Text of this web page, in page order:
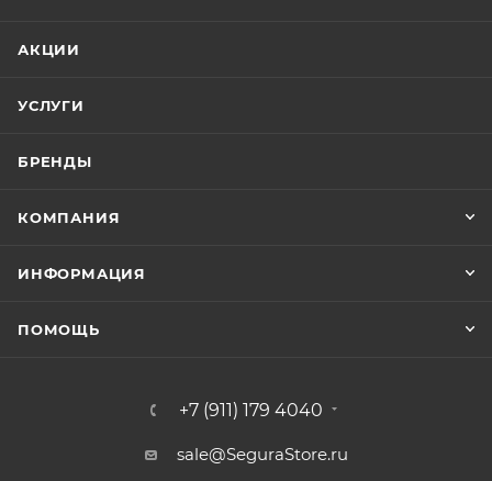
АКЦИИ
УСЛУГИ
БРЕНДЫ
КОМПАНИЯ
ИНФОРМАЦИЯ
ПОМОЩЬ
+7 (911) 179 4040
sale@SeguraStore.ru